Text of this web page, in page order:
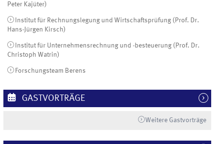
Peter Kajüter)
Institut für Rechnungslegung und Wirtschaftsprüfung (Prof. Dr.
Hans-Jürgen Kirsch)
Institut für Unternehmensrechnung und -besteuerung (Prof. Dr.
Christoph Watrin)
Forschungsteam Berens
GASTVORTRÄGE
Weitere Gastvorträge